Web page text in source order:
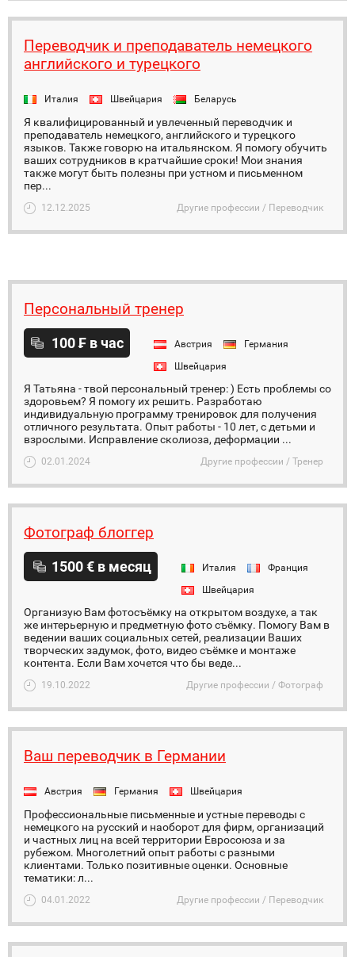
Переводчик и преподаватель немецкого
английского и турецкого
Италия Швейцария Беларусь
Я квалифицированный и увлеченный переводчик и
преподаватель немецкого, английского и турецкого
языков. Также говорю на итальянском. Я помогу обучить
ваших сотрудников в кратчайшие сроки! Мои знания
также могут быть полезны при устном и письменном
пер...
12.12.2025 Другие профессии / Переводчик
Персональный тренер
100 ₣ в час Австрия
Германия
Швейцария
Я Татьяна - твой персональный тренер: ) Есть проблемы со
здоровьем? Я помогу их решить. Разработаю
индивидуальную программу тренировок для получения
отличного результата. Опыт работы - 10 лет, с детьми и
взрослыми. Исправление сколиоза, деформации ...
02.01.2024 Другие профессии / Тренер
Фотограф блоггер
1500 € в месяц Италия
Франция
Швейцария
Организую Вам фотосъёмку на открытом воздухе, а так
же интерьерную и предметную фото съёмку. Помогу Вам в
ведении ваших социальных сетей, реализации Ваших
творческих задумок, фото, видео съёмке и монтаже
контента. Если Вам хочется что бы веде...
19.10.2022 Другие профессии / Фотограф
Ваш переводчик в Германии
Австрия Германия Швейцария
Профессиональные письменные и устные переводы с
немецкого на русский и наоборот для фирм, организаций
и частных лиц на всей территории Евросоюза и за
рубежом. Многолетний опыт работы с разными
клиентами. Только позитивные оценки. Основные
тематики: л...
04.01.2022 Другие профессии / Переводчик